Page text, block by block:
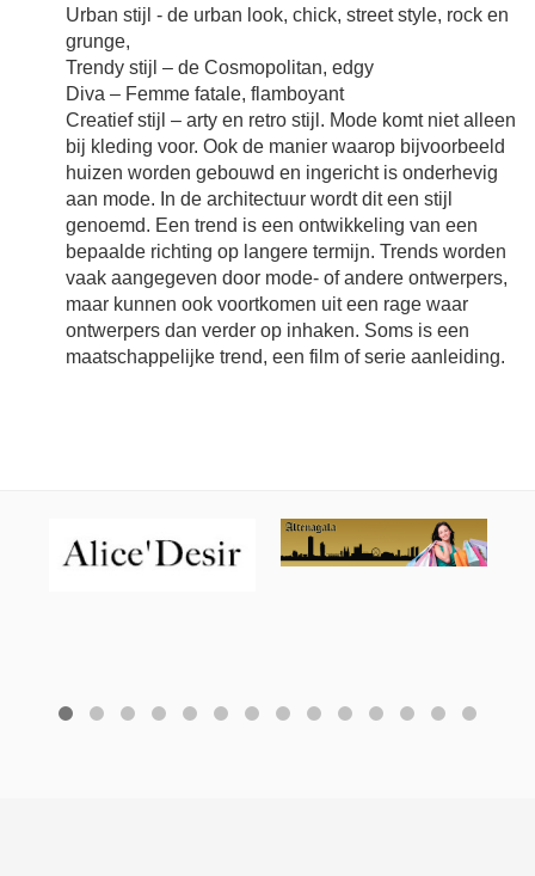
Urban stijl - de urban look, chick, street style, rock en
grunge,
Trendy stijl – de Cosmopolitan, edgy
Diva – Femme fatale, flamboyant
Creatief stijl – arty en retro stijl. Mode komt niet alleen
bij kleding voor. Ook de manier waarop bijvoorbeeld
huizen worden gebouwd en ingericht is onderhevig
aan mode. In de architectuur wordt dit een stijl
genoemd. Een trend is een ontwikkeling van een
bepaalde richting op langere termijn. Trends worden
vaak aangegeven door mode- of andere ontwerpers,
maar kunnen ook voortkomen uit een rage waar
ontwerpers dan verder op inhaken. Soms is een
maatschappelijke trend, een film of serie aanleiding.